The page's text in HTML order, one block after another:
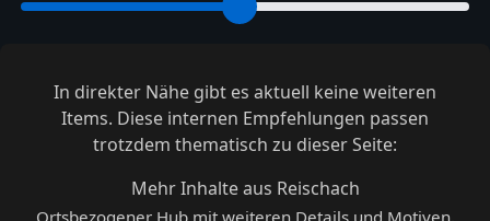
In direkter Nähe gibt es aktuell keine weiteren
Items. Diese internen Empfehlungen passen
trotzdem thematisch zu dieser Seite:
Mehr Inhalte aus Reischach
Ortsbezogener Hub mit weiteren Details und Motiven.